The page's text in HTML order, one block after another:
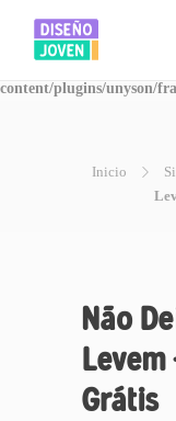
Warning: Invalid argument
/www/
content/plugins/unyson/
Inicio
Não
Levem
Grátis